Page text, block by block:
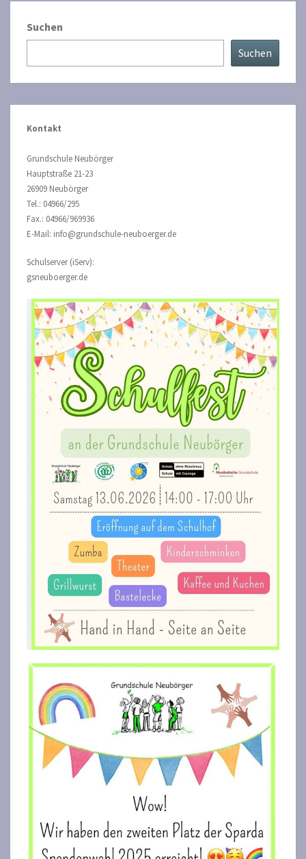
Suchen
Suchen
Kontakt
Grundschule Neubörger
Hauptstraße 21-23
26909 Neubörger
Tel.: 04966/295
Fax.: 04966/969936
E-Mail: info@grundschule-neuboerger.de
Schulserver (iServ):
gsneuboerger.de